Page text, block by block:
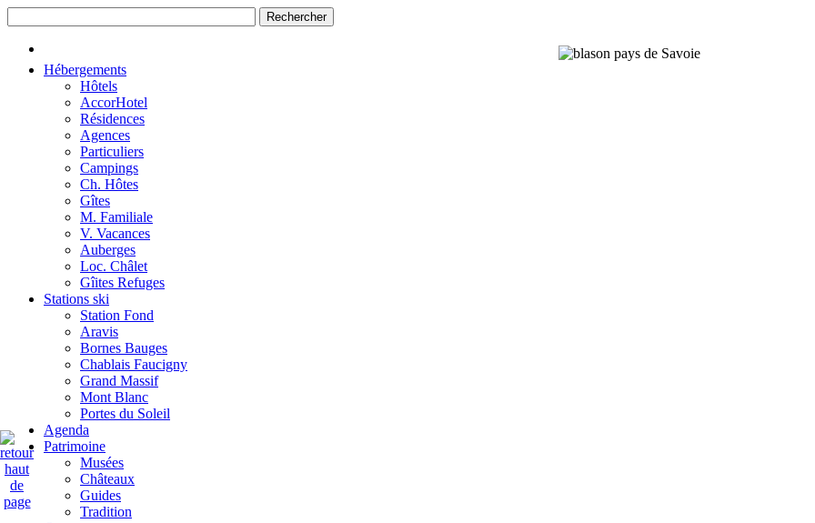
Hébergements
Hôtels
AccorHotel
Résidences
Agences
Particuliers
Campings
Ch. Hôtes
Gîtes
M. Familiale
V. Vacances
Auberges
Loc. Châlet
Gîites Refuges
Stations ski
Station Fond
Aravis
Bornes Bauges
Chablais Faucigny
Grand Massif
Mont Blanc
Portes du Soleil
Agenda
Patrimoine
Musées
Châteaux
Guides
Tradition